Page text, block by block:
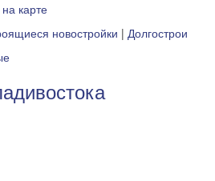
карте
новостройки | Долгострои